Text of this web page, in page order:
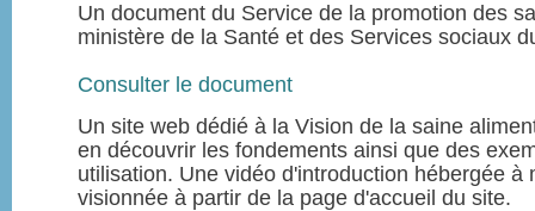
Un document du Service de la promotion des
ministère de la Santé et des Services sociaux
Consulter le document
Un site web dédié à la Vision de la saine
en découvrir les fondements ainsi que des
utilisation. Une vidéo d'introduction hébergée à
visionnée à partir de la page d'accueil du site.